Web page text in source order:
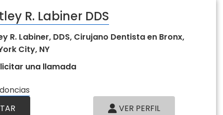
R. Labiner DDS
R. Labiner, DDS, Cirujano Dentista en Bronx,
City, NY
una llamada
VER PERFIL